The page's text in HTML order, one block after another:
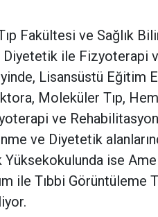
Fakültesi ve Sağlık
ile Fizyoterapi
Lisansüstü Eğitim
Moleküler Tıp,
ve
ve Diyetetik
ise
ile Tıbbi Görüntüleme